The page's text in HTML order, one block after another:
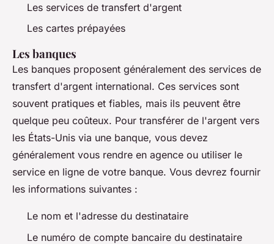
Les services de transfert d'argent
Les cartes prépayées
Les banques
Les banques proposent généralement des services de
transfert d'argent international. Ces services sont
souvent pratiques et fiables, mais ils peuvent être
quelque peu coûteux. Pour transférer de l'argent vers
les États-Unis via une banque, vous devez
généralement vous rendre en agence ou utiliser le
service en ligne de votre banque. Vous devrez fournir
les informations suivantes :
Le nom et l'adresse du destinataire
Le numéro de compte bancaire du destinataire